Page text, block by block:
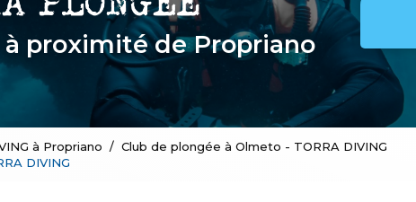
à proximité de Propriano
à Propriano
Club de plongée à Olmeto - TORRA DIVING
DIVING